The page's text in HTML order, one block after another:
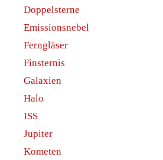
Doppelsterne
Emissionsnebel
Ferngläser
Finsternis
Galaxien
Halo
ISS
Jupiter
Kometen